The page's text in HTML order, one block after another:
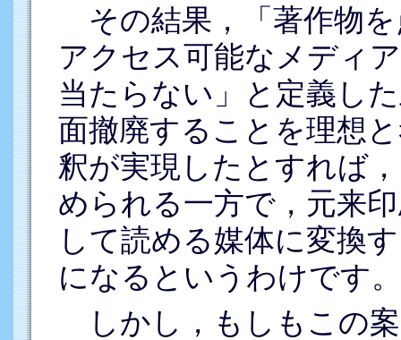
その結果，「著作物
アクセス可能なメディ
当たらない」と定義し
面撤廃することを理想
釈が実現したとすれば
められる一方で，元来
して読める媒体に変換
になるというわけです。
しかし，もしもこの